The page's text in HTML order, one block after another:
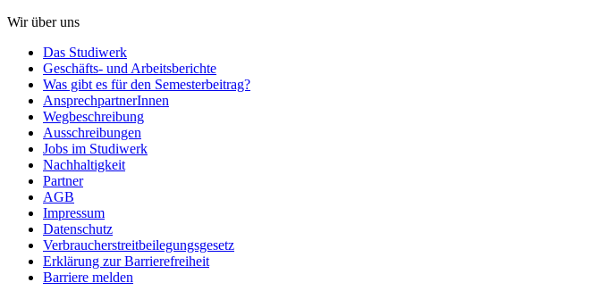
Wir über uns
Das Studiwerk
Geschäfts- und Arbeitsberichte
Was gibt es für den Semesterbeitrag?
AnsprechpartnerInnen
Wegbeschreibung
Ausschreibungen
Jobs im Studiwerk
Nachhaltigkeit
Partner
AGB
Impressum
Datenschutz
Verbraucherstreitbeilegungsgesetz
Erklärung zur Barrierefreiheit
Barriere melden